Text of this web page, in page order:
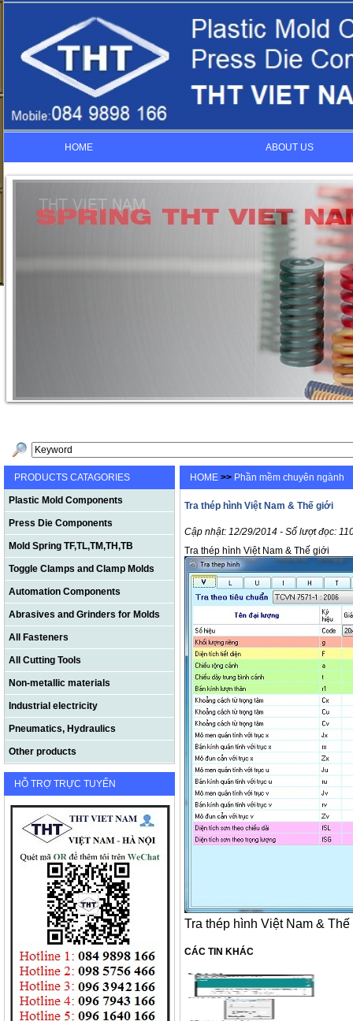
HOME ABOUT US
PRODUCTS CATAGORIES
Plastic Mold Components
Press Die Components
Mold Spring TF,TL,TM,TH,TB
Toggle Clamps and Clamp Molds
Automation Components
Abrasives and Grinders for Molds
All Fasteners
All Cutting Tools
Non-metallic materials
Industrial electricity
Pneumatics, Hydraulics
Other products
HỖ TRỢ TRỰC TUYẾN
HOME >> Phần mềm chuyên ngành
Tra thép hình Việt Nam & Thế giới
Cập nhật: 12/29/2014 - Số lượt đọc:
Tra thép hình Việt Nam & Thế giới
Tra thép hình Việt Nam &
CÁC TIN KHÁC